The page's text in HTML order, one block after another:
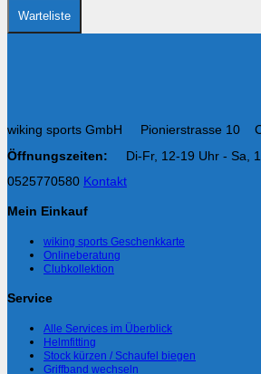
werden
Warteliste
wiking sports GmbH Pionierstrasse 10
Öffnungszeiten: Di-Fr, 12-19 Uhr - Sa,
0525770580 Kontakt
Mein Einkauf
wiking sports Geschenkkarte
Onlineberatung
Clubkollektion
Service
Alle Services im Überblick
Helmfitting
Stock kürzen / Schaufel biegen
Griffband wechseln